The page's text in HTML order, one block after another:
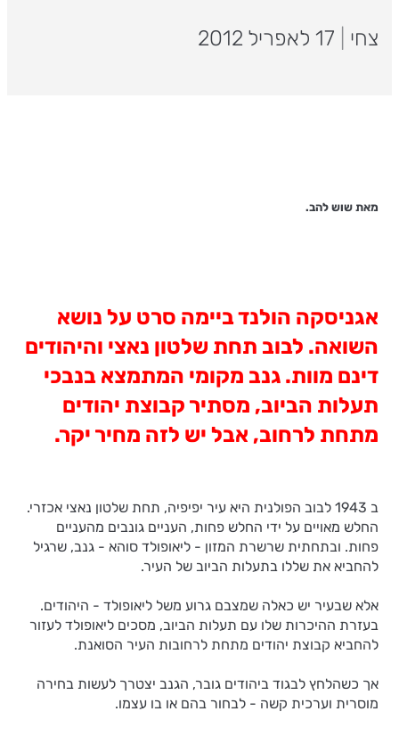
צחי
מאת שוש להב.
אגניסקה הולנד ביימה סרט על נושא
השואה. לבוב תחת שלטון נאצי והיהודים
דינם מוות. גנב מקומי המתמצא בנבכי
תעלות הביוב, מסתיר קבוצת יהודים
מתחת לרחוב, אבל יש לזה מחיר יקר.
ב 1943 לבוב הפולנית היא עיר יפיפיה, תחת שלטון נאצי אכזרי.
החלש מאויים על ידי החלש פחות, העניים גונבים מהעניים
פחות. ובתחתית שרשרת המזון - ליאופולד סוהא - גנב, שרגיל
להחביא את שללו בתעלות הביוב של העיר.
אלא שבעיר יש כאלה שמצבם גרוע משל ליאופולד - היהודים.
בעזרת ההיכרות שלו עם תעלות הביוב, מסכים ליאופולד לעזור
להחביא קבוצת יהודים מתחת לרחובות העיר הסואנת.
אך כשהלחץ לבגוד ביהודים גובר, הגנב יצטרך לעשות בחירה
מוסרית וערכית קשה - לבחור בהם או בו עצמו.